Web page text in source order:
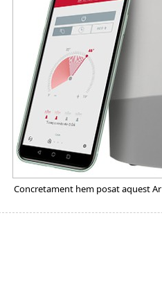
Concretament hem posat aquest